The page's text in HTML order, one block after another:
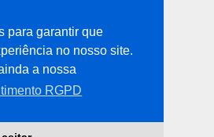
para garantir que
no nosso site.
a nossa
RGPD